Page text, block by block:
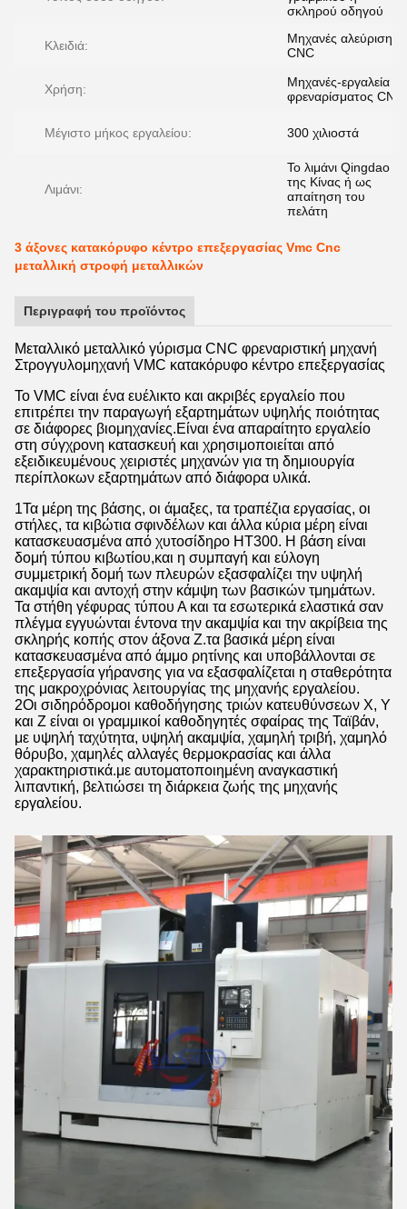
σκληρού οδηγού
Κλειδιά:
Μηχανές αλεύρισης
CNC
Χρήση:
Μηχανές-εργαλεία
φρεναρίσματος CNC
Μέγιστο μήκος εργαλείου: 300 χιλιοστά
Λιμάνι:
Το λιμάνι Qingdao
της Κίνας ή ως
απαίτηση του
πελάτη
3 άξονες κατακόρυφο κέντρο επεξεργασίας Vmc Cnc
μεταλλική στροφή μεταλλικών
Περιγραφή του προϊόντος
Μεταλλικό μεταλλικό γύρισμα CNC φρεναριστική μηχανή
Στρογγυλομηχανή VMC κατακόρυφο κέντρο επεξεργασίας
Το VMC είναι ένα ευέλικτο και ακριβές εργαλείο που
επιτρέπει την παραγωγή εξαρτημάτων υψηλής ποιότητας
σε διάφορες βιομηχανίες.Είναι ένα απαραίτητο εργαλείο
στη σύγχρονη κατασκευή και χρησιμοποιείται από
εξειδικευμένους χειριστές μηχανών για τη δημιουργία
περίπλοκων εξαρτημάτων από διάφορα υλικά.
1Τα μέρη της βάσης, οι άμαξες, τα τραπέζια εργασίας, οι
στήλες, τα κιβώτια σφινδέλων και άλλα κύρια μέρη είναι
κατασκευασμένα από χυτοσίδηρο HT300. Η βάση είναι
δομή τύπου κιβωτίου,και η συμπαγή και εύλογη
συμμετρική δομή των πλευρών εξασφαλίζει την υψηλή
ακαμψία και αντοχή στην κάμψη των βασικών τμημάτων.
Τα στήθη γέφυρας τύπου Α και τα εσωτερικά ελαστικά σαν
πλέγμα εγγυώνται έντονα την ακαμψία και την ακρίβεια της
σκληρής κοπής στον άξονα Z.τα βασικά μέρη είναι
κατασκευασμένα από άμμο ρητίνης και υποβάλλονται σε
επεξεργασία γήρανσης για να εξασφαλίζεται η σταθερότητα
της μακροχρόνιας λειτουργίας της μηχανής εργαλείου.
2Οι σιδηρόδρομοι καθοδήγησης τριών κατευθύνσεων X, Y
και Z είναι οι γραμμικοί καθοδηγητές σφαίρας της Ταϊβάν,
με υψηλή ταχύτητα, υψηλή ακαμψία, χαμηλή τριβή, χαμηλό
θόρυβο, χαμηλές αλλαγές θερμοκρασίας και άλλα
χαρακτηριστικά.με αυτοματοποιημένη αναγκαστική
λιπαντική, βελτιώσει τη διάρκεια ζωής της μηχανής
εργαλείου.